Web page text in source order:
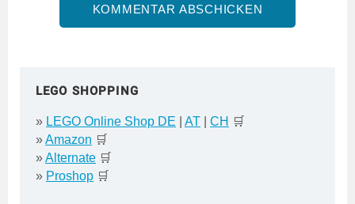
LEGO SHOPPING
» LEGO Online Shop DE AT CH 🛒
»Amazon 🛒
»Alternate 🛒
» Proshop 🛒